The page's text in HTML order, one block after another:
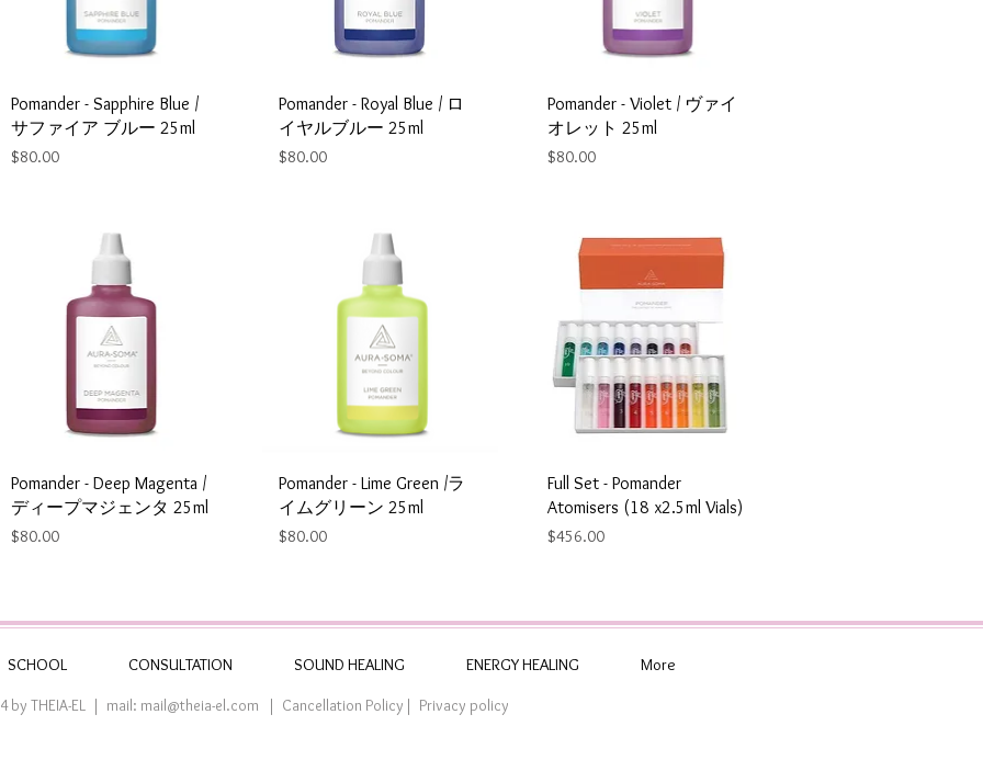
Pomander - Sapphire Blue /
サファイア ブルー 25ml
Price
$80.00
Pomander - Royal Blue / ロ
イヤルブルー 25ml
Price
$80.00
Pomander - Violet / ヴァイ
オレット 25ml
Price
$80.00
Pomander - Deep Magenta /
ディープマジェンタ 25ml
Price
$80.00
Pomander - Lime Green /ラ
イムグリーン 25ml
Price
$80.00
Full Set - Pomander
Atomisers (18 x2.5ml Vials)
Price
$456.00
SCHOOL CONSULTATION SOUND HEALING ENERGY HEALING More
by THEIA-EL | mail: mail@theia-el.com | Cancellation Policy | Privacy policy